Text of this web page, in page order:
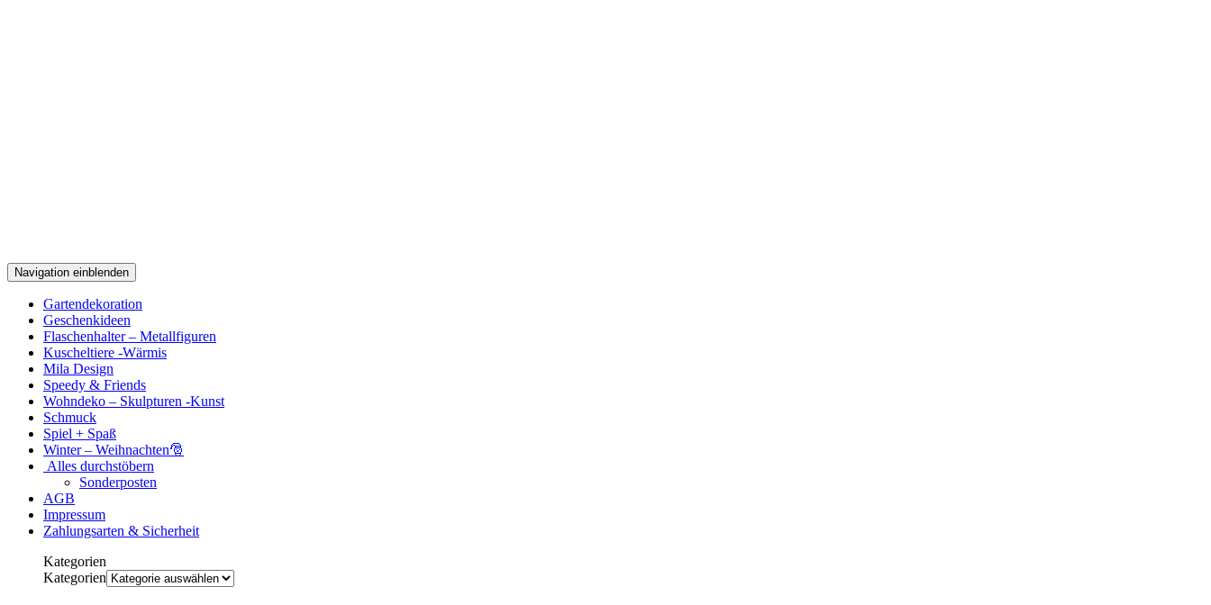
Navigation einblenden
Gartendekoration
Geschenkideen
Flaschenhalter – Metallfiguren
Kuscheltiere -Wärmis
Mila Design
Speedy & Friends
Wohndeko – Skulpturen -Kunst
Schmuck
Spiel + Spaß
Winter – Weihnachten🎅
Alles durchstöbern
Sonderposten
AGB
Impressum
Zahlungsarten & Sicherheit
Kategorien
Kategorien